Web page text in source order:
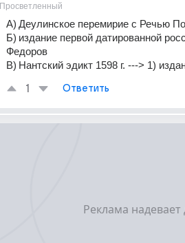
Просветленный
А) Деулинское перемирие с Речью
Б) издание первой датированной
Федоров
В) Нантский эдикт 1598 г. ---> 1)
1 Ответить